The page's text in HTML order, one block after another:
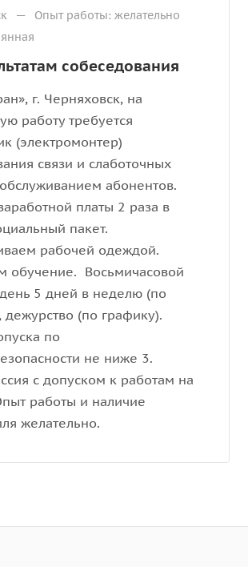
— Опыт работы: желательно
собеседования
г. Черняховск, на
работу требуется
(электромонтер)
связи и слаботочных
абонентов.
платы 2 раза в
пакет.
рабочей одеждой.
обучение. Восьмичасовой
5 дней в неделю (по
дежурство (по графику).
по
не ниже 3.
с допуском к работам на
работы и наличие
желательно.